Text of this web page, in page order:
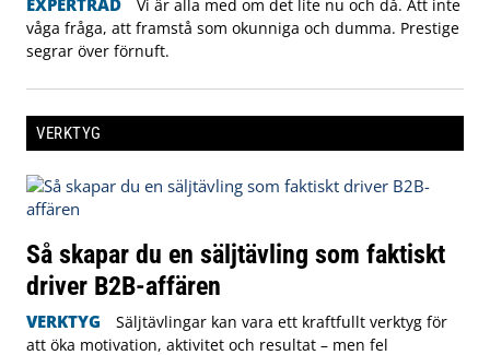
EXPERTRÅD
Vi är alla med om det lite nu och då. Att inte
våga fråga, att framstå som okunniga och dumma. Prestige
segrar över förnuft.
VERKTYG
Så skapar du en säljtävling som faktiskt
driver B2B-affären
VERKTYG
Säljtävlingar kan vara ett kraftfullt verktyg för
att öka motivation, aktivitet och resultat – men fel